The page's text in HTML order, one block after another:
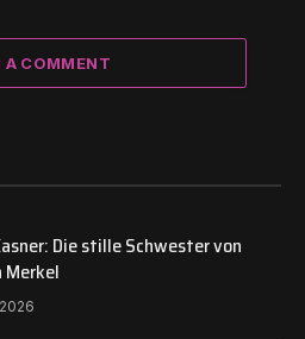
A COMMENT
Die stille Schwester von
Merkel